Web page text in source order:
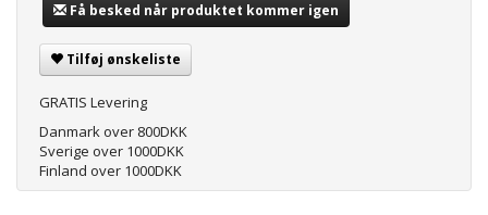
Få besked når produktet kommer igen
Tilføj ønskeliste
GRATIS Levering
Danmark over 800DKK
Sverige over 1000DKK
Finland over 1000DKK